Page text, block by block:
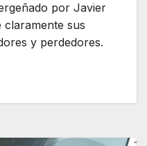
por Javier
claramente sus
y perdedores.